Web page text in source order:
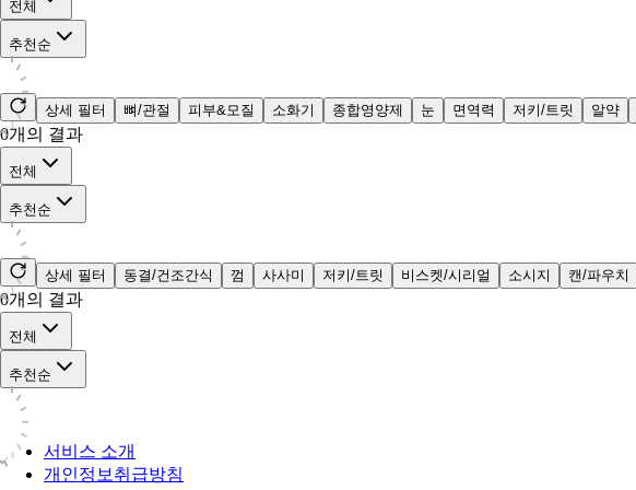
전체
추천순
상세 필터 뼈/관절 피부&모질 소화기 종합영양제 눈 면역력 저키/트릿 알약
0개의 결과
전체
추천순
상세 필터 동결/건조간식 껌 사사미 저키/트릿 비스켓/시리얼 소시지 캔/파우치
0개의 결과
전체
추천순
서비스 소개
개인정보취급방침